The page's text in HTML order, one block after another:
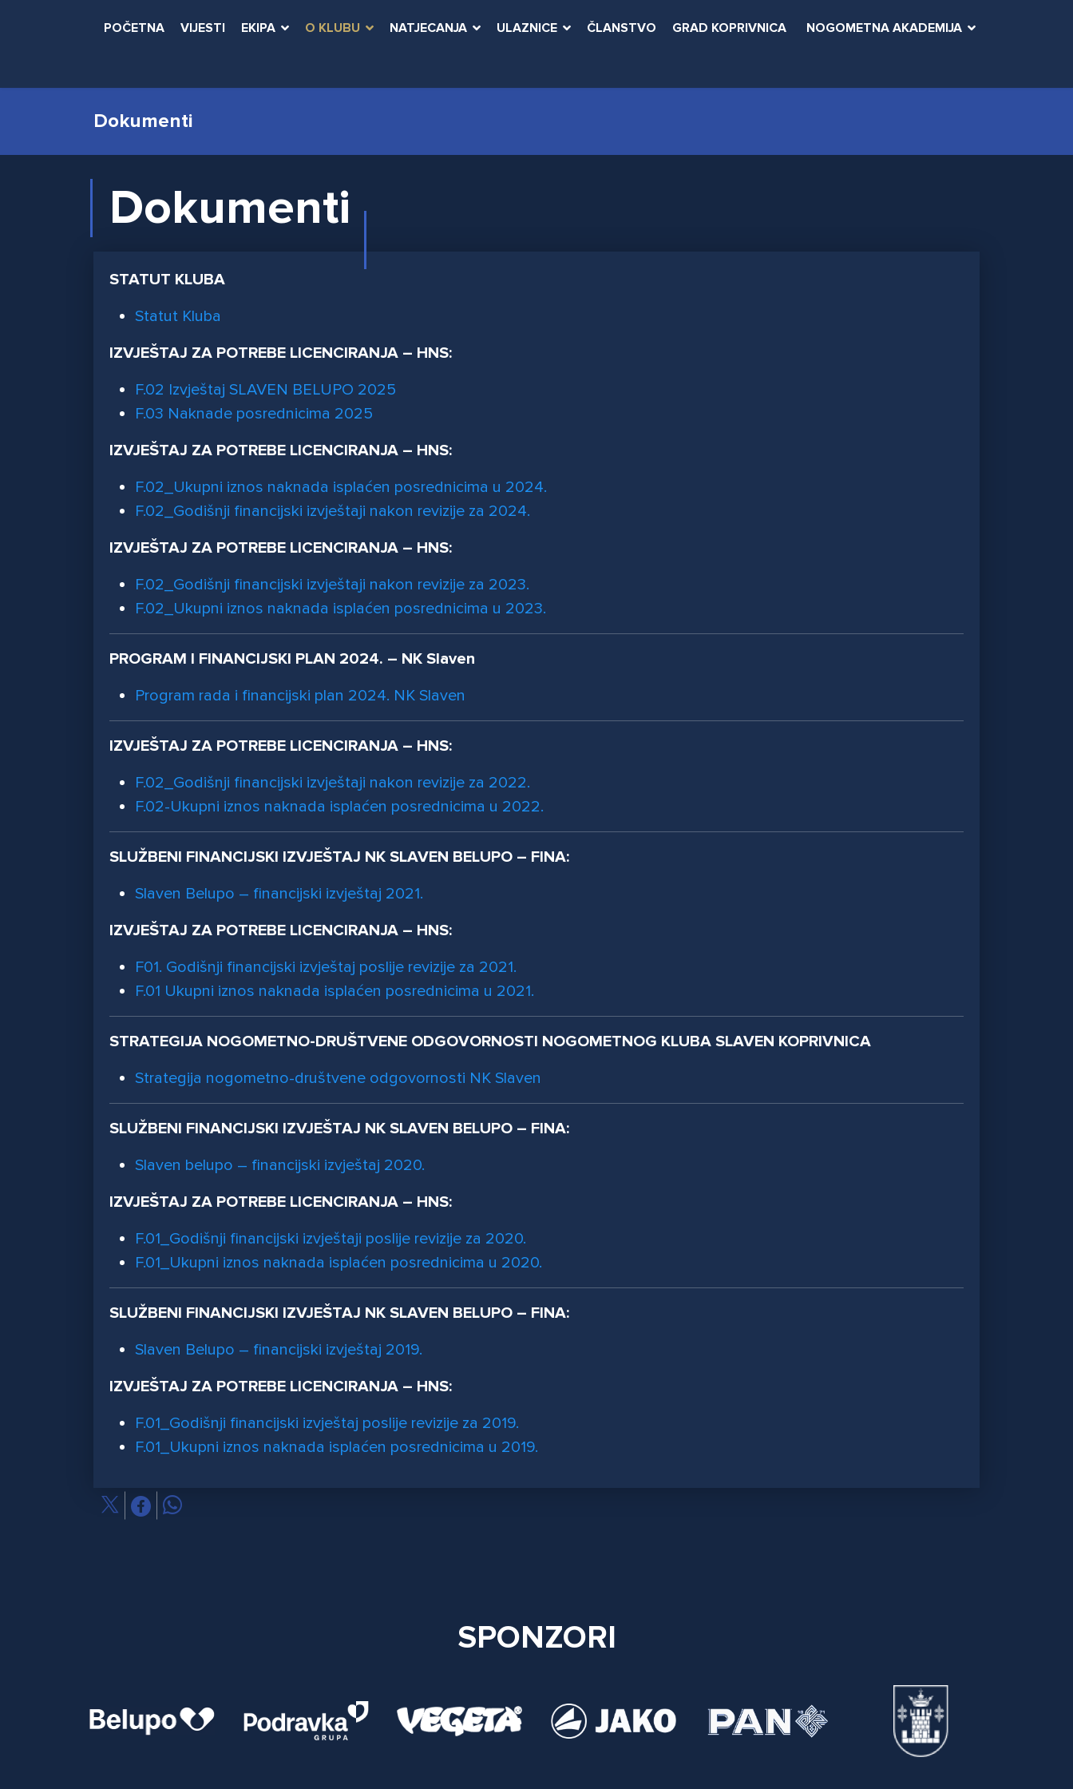
POČETNA VIJESTI EKIPA O KLUBU NATJECANJA ULAZNICE ČLANSTVO GRAD KOPRIVNICA NOGOMETNA AKADEMIJA
Dokumenti
Dokumenti
STATUT KLUBA
Statut Kluba
IZVJEŠTAJ ZA POTREBE LICENCIRANJA – HNS:
F.02 Izvještaj SLAVEN BELUPO 2025
F.03 Naknade posrednicima 2025
IZVJEŠTAJ ZA POTREBE LICENCIRANJA – HNS:
F.02_Ukupni iznos naknada isplaćen posrednicima u 2024.
F.02_Godišnji financijski izvještaji nakon revizije za 2024.
IZVJEŠTAJ ZA POTREBE LICENCIRANJA – HNS:
F.02_Godišnji financijski izvještaji nakon revizije za 2023.
F.02_Ukupni iznos naknada isplaćen posrednicima u 2023.
PROGRAM I FINANCIJSKI PLAN 2024. – NK Slaven
Program rada i financijski plan 2024. NK Slaven
IZVJEŠTAJ ZA POTREBE LICENCIRANJA – HNS:
F.02_Godišnji financijski izvještaji nakon revizije za 2022.
F.02-Ukupni iznos naknada isplaćen posrednicima u 2022.
SLUŽBENI FINANCIJSKI IZVJEŠTAJ NK SLAVEN BELUPO – FINA:
Slaven Belupo – financijski izvještaj 2021.
IZVJEŠTAJ ZA POTREBE LICENCIRANJA – HNS:
F01. Godišnji financijski izvještaj poslije revizije za 2021.
F.01 Ukupni iznos naknada isplaćen posrednicima u 2021.
STRATEGIJA NOGOMETNO-DRUŠTVENE ODGOVORNOSTI NOGOMETNOG KLUBA SLAVEN KOPRIVNICA
Strategija nogometno-društvene odgovornosti NK Slaven
SLUŽBENI FINANCIJSKI IZVJEŠTAJ NK SLAVEN BELUPO – FINA:
Slaven belupo – financijski izvještaj 2020.
IZVJEŠTAJ ZA POTREBE LICENCIRANJA – HNS:
F.01_Godišnji financijski izvještaji poslije revizije za 2020.
F.01_Ukupni iznos naknada isplaćen posrednicima u 2020.
SLUŽBENI FINANCIJSKI IZVJEŠTAJ NK SLAVEN BELUPO – FINA:
Slaven Belupo – financijski izvještaj 2019.
IZVJEŠTAJ ZA POTREBE LICENCIRANJA – HNS:
F.01_Godišnji financijski izvještaj poslije revizije za 2019.
F.01_Ukupni iznos naknada isplaćen posrednicima u 2019.
SPONZORI